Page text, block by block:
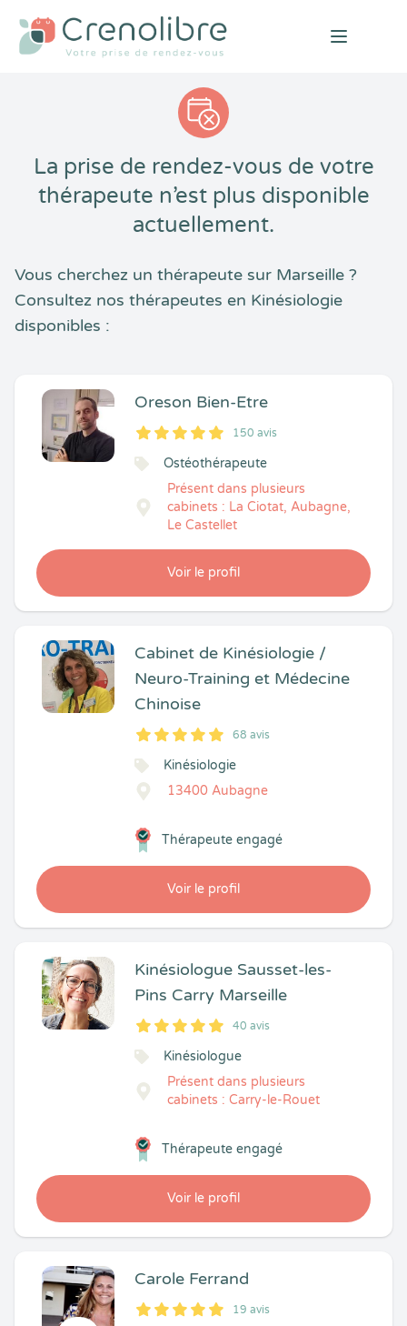
Open
La prise de rendez-vous de votre
thérapeute n’est plus disponible
actuellement.
Vous cherchez un thérapeute sur Marseille ?
Consultez nos thérapeutes en Kinésiologie
disponibles :
Oreson Bien-Etre
5
1
5
150 150 avis
Ostéothérapeute
Présent dans plusieurs
cabinets : La Ciotat, Aubagne,
Le Castellet
Voir le profil
Cabinet de Kinésiologie /
Neuro-Training et Médecine
Chinoise
5
1
5
68 68 avis
Kinésiologie
13400 Aubagne
Voir le profil
Thérapeute engagé
Kinésiologue Sausset-les-
Pins Carry Marseille
5
1
5
40 40 avis
Kinésiologue
Présent dans plusieurs
cabinets : Carry-le-Rouet
Voir le profil
Thérapeute engagé
Carole Ferrand
5
1
5
19 19 avis